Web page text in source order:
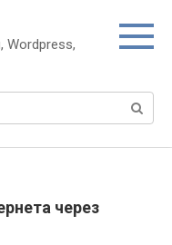
Wordpress,
через